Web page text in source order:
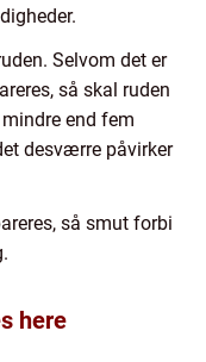
Selvom det er
så skal ruden
end fem
desværre påvirker
så smut forbi
here